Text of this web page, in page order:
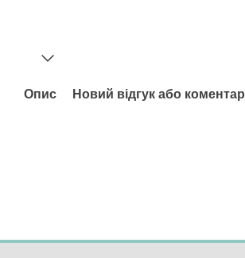
Опис Новий відгук або коментар